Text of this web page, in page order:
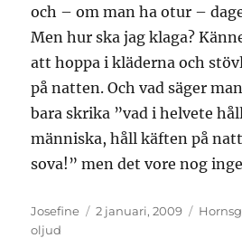
och – om man ha otur –
Men hur ska jag klaga?
att hoppa i kläderna och
på natten. Och vad säger
bara skrika ”vad i helvete
människa, håll käften på
sova!” men det vore nog
Författare
Josefine
Publicerat
2 januari, 2009
oljud